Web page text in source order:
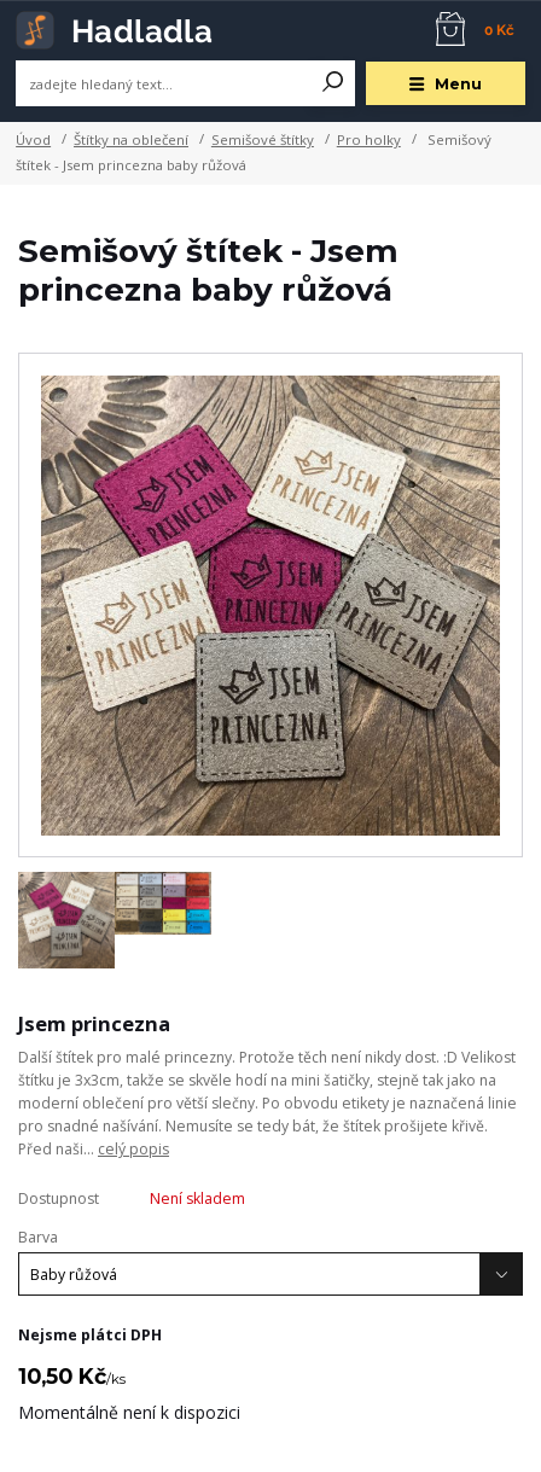
Menu
0 Kč
Úvod Štítky na oblečení Semišové štítky Pro holky
Semišový
štítek - Jsem princezna baby růžová
Semišový štítek - Jsem
princezna baby růžová
Jsem princezna
Další štítek pro malé princezny. Protože těch není nikdy dost. :D Velikost
štítku je 3x3cm, takže se skvěle hodí na mini šatičky, stejně tak jako na
moderní oblečení pro větší slečny. Po obvodu etikety je naznačená linie
pro snadné našívání. Nemusíte se tedy bát, že štítek prošijete křivě.
Před naši... celý popis
Dostupnost
Není skladem
Barva
Nejsme plátci DPH
10,50 Kč/ks
Momentálně není k dispozici